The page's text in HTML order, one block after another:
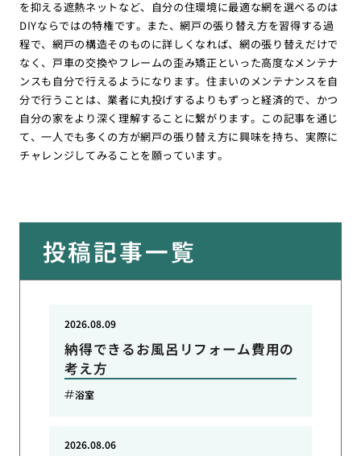
を抑える遮熱ネットなど、自分の住環境に最適な網を選べるのは
DIYならではの特権です。また、網戸の張り替え方を習得する過
程で、網戸の構造そのものに詳しくなれば、網の張り替えだけで
なく、戸車の交換やフレームの歪み矯正といった高度なメンテナ
ンスも自分で行えるようになります。住まいのメンテナンスを自
分で行うことは、業者に丸投げするよりもずっと経済的で、かつ
自分の家をより深く理解することに繋がります。この記事を通じ
て、一人でも多くの方が網戸の張り替え方に興味を持ち、実際に
チャレンジしてみることを願っています。
投稿記事一覧
納得できるお風呂リフォーム費用の
考え方
2026.08.09
浴室
2026.08.06